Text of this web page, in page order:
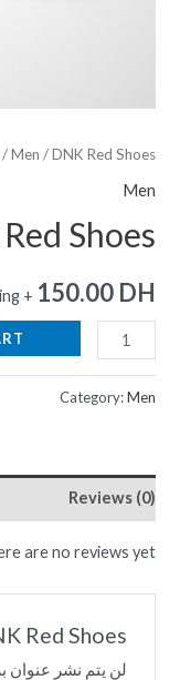
Men / DNK Red Shoes
Men
Shoes
150.00 DH
+ Free Shipping
Category:Men
Reviews (0)
are no reviews yet.
Red Shoes”
لن يتم نشر عنوان